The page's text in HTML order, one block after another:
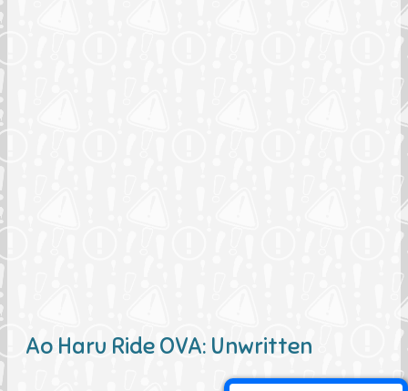
Ao Haru Ride OVA: Unwritten